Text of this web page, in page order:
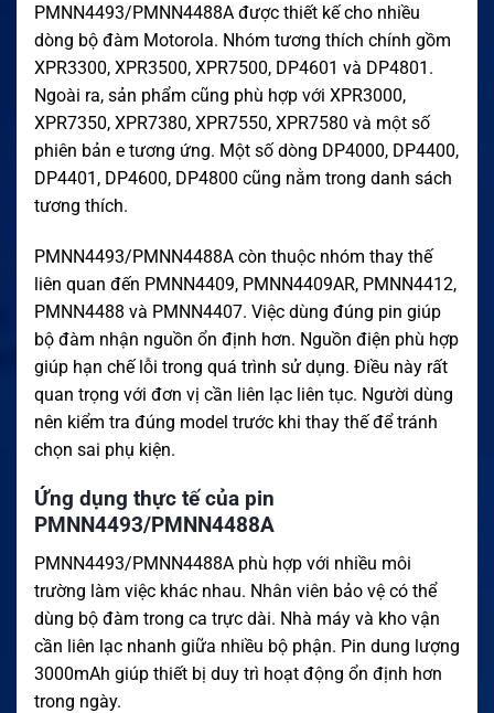
PMNN4493/PMNN4488A được thiết kế cho nhiều
dòng bộ đàm Motorola. Nhóm tương thích chính gồm
XPR3300, XPR3500, XPR7500, DP4601 và DP4801.
Ngoài ra, sản phẩm cũng phù hợp với XPR3000,
XPR7350, XPR7380, XPR7550, XPR7580 và một số
phiên bản e tương ứng. Một số dòng DP4000, DP4400,
DP4401, DP4600, DP4800 cũng nằm trong danh sách
tương thích.
PMNN4493/PMNN4488A còn thuộc nhóm thay thế
liên quan đến PMNN4409, PMNN4409AR, PMNN4412,
PMNN4488 và PMNN4407. Việc dùng đúng pin giúp
bộ đàm nhận nguồn ổn định hơn. Nguồn điện phù hợp
giúp hạn chế lỗi trong quá trình sử dụng. Điều này rất
quan trọng với đơn vị cần liên lạc liên tục. Người dùng
nên kiểm tra đúng model trước khi thay thế để tránh
chọn sai phụ kiện.
Ứng dụng thực tế của pin
PMNN4493/PMNN4488A
PMNN4493/PMNN4488A phù hợp với nhiều môi
trường làm việc khác nhau. Nhân viên bảo vệ có thể
dùng bộ đàm trong ca trực dài. Nhà máy và kho vận
cần liên lạc nhanh giữa nhiều bộ phận. Pin dung lượng
3000mAh giúp thiết bị duy trì hoạt động ổn định hơn
trong ngày.